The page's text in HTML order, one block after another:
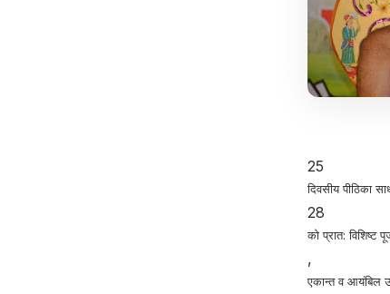
25
दिवसीय पीठिका
28
को प्रात:
,
एकान्त व आयंबिल